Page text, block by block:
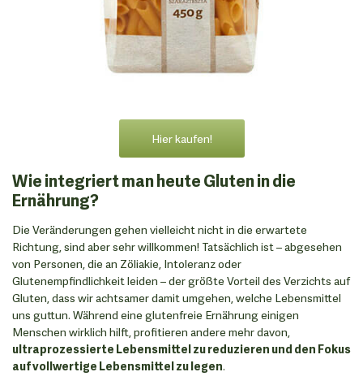
Hier kaufen!
Wie integriert man heute Gluten in die
Ernährung?
Die Veränderungen gehen vielleicht nicht in die erwartete
Richtung, sind aber sehr willkommen! Tatsächlich ist – abgesehen
von Personen, die an Zöliakie, Intoleranz oder
Glutenempfindlichkeit leiden – der größte Vorteil des Verzichts auf
Gluten, dass wir achtsamer damit umgehen, welche Lebensmittel
uns guttun. Während eine glutenfreie Ernährung einigen
Menschen wirklich hilft, profitieren andere mehr davon,
ultraprozessierte Lebensmittel zu reduzieren und den Fokus
auf vollwertige Lebensmittel zu legen.